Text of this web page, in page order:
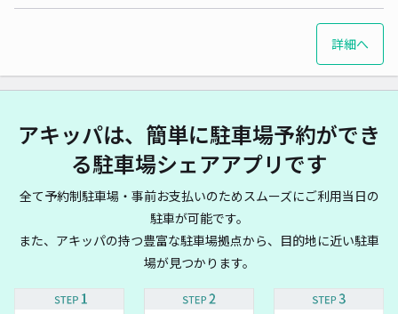
詳細へ
アキッパは、簡単に駐車場予約ができ
る駐車場シェアアプリです
全て予約制駐車場・事前お支払いのためスムーズにご利用当日の
駐車が可能です。
また、アキッパの持つ豊富な駐車場拠点から、目的地に近い駐車
場が見つかります。